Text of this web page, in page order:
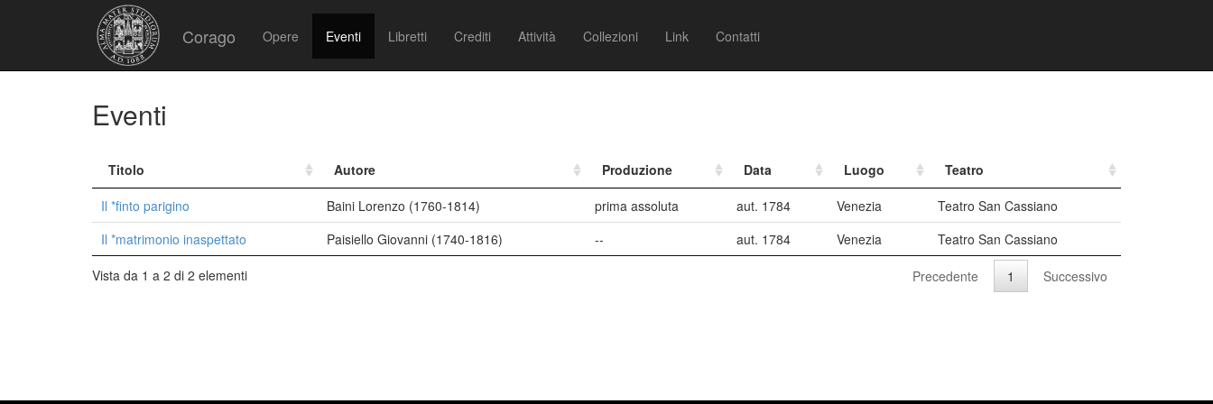
Corago Opere Eventi Libretti Crediti Attività Collezioni Link Contatti
Eventi
Titolo Autore Produzione Data Luogo
Teatro
Il *finto parigino
Baini Lorenzo (1760-1814) prima assoluta aut. 1784 Venezia
Teatro San Cassiano
Il *matrimonio inaspettato
Paisiello Giovanni (1740-1816) -- aut. 1784 Venezia
Teatro San Cassiano
Vista da 1 a 2 di 2 elementi
Precedente 1 Successivo